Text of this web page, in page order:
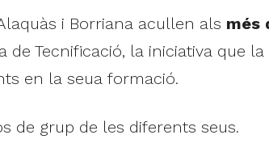
i Borriana acullen als més
Tecnificació, la iniciativa que
en la seua formació.
de grup de les diferents seus.